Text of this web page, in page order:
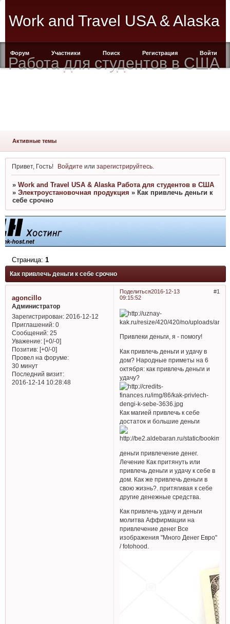
Work and Travel USA & Alaska
Работа для студентов в США
Форум Участники Поиск Регистрация Войти
Активные темы
Привет, Гость! Войдите илизарегистрируйтесь
» Work and Travel USA & Alaska Работа для студентов в США
» Электроустановочная продукция » Как привлечь деньги к
себе срочно
Как привлечь деньги к себе срочно
Страница: 1
Поделиться 1
2016-12-13
09:15:52
agoncillo
Администратор
Зарегистрирован: 2016-12-12
Приглашений:0
Сообщений:25
Уважение: [+0/-0]
Позитив: [+0/-0]
Провел на форуме:
30 минут
Последний визит:
2016-12-14 10:28:48
Привлеки деньги, я - помогу!
Как привлечь деньги и удачу в
дом? Народные приметы на 6
октября: как привлечь деньги и
удачу?
Как магией привлечь к себе
достаток и большие деньги
деньги привлечение денег.
Лечение Как притянуть или
привлечь деньги и удачу к себе в
дом. Как же привлечь деньги в
свою жизнь?. притягивая к себе
другие денежные средства.
Как привлечь удачу и деньги
молитва Аффирмации на
привлечение денег Все
изображения "Много Денег Евро"
/ fotohood.